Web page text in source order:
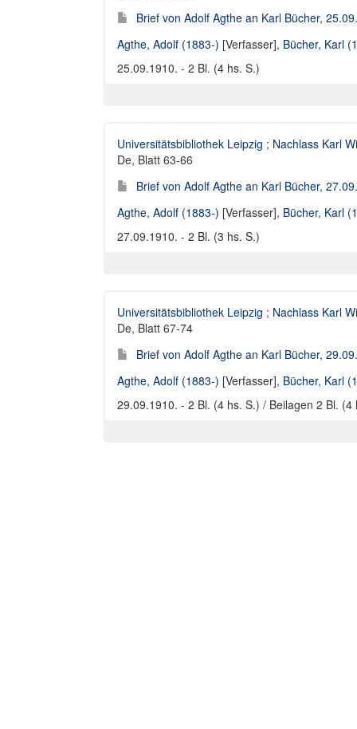
Brief von Adolf Agthe an Karl Bücher,
Agthe, Adolf (1883-) [Verfasser], Bücher, Karl
25.09.1910. - 2 Bl. (4 hs. S.)
Universitätsbibliothek Leipzig ; Nachlass Karl
De, Blatt 63-66
Brief von Adolf Agthe an Karl Bücher,
Agthe, Adolf (1883-) [Verfasser], Bücher, Karl
27.09.1910. - 2 Bl. (3 hs. S.)
Universitätsbibliothek Leipzig ; Nachlass Karl
De, Blatt 67-74
Brief von Adolf Agthe an Karl Bücher,
Agthe, Adolf (1883-) [Verfasser], Bücher, Karl
29.09.1910. - 2 Bl. (4 hs. S.) / Beilagen 2 Bl. (4